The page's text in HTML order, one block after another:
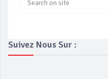
Suivez Nous Sur :